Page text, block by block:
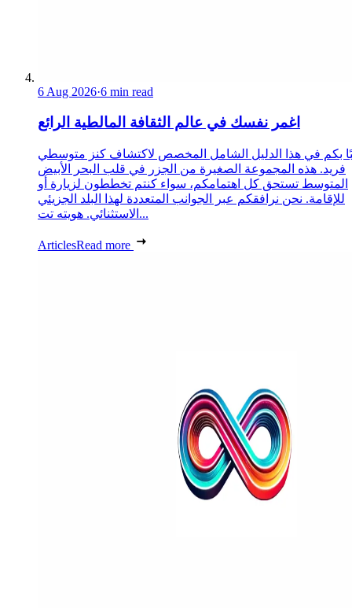
6 Aug 2026·6 min read
اغمر نفسك في عالم الثقافة المالطية الرائع
بكم في هذا الدليل الشامل المخصص لاكتشاف كنز متوسطي
فريد. هذه المجموعة الصغيرة من الجزر في قلب البحر الأبيض
المتوسط تستحق كل اهتمامكم، سواء كنتم تخططون لزيارة أو
للإقامة. نحن نرافقكم عبر الجوانب المتعددة لهذا البلد الجزيئي
الاستثنائي. هويته تت...
ArticlesRead more